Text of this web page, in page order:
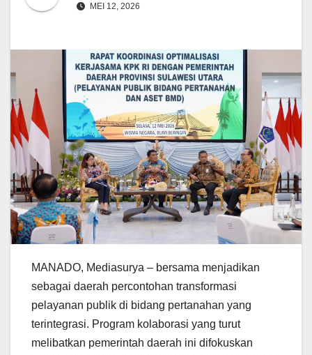
MEI 12, 2026
MANADO, Mediasurya – bersama menjadikan
sebagai daerah percontohan transformasi
pelayanan publik di bidang pertanahan yang
terintegrasi. Program kolaborasi yang turut
melibatkan pemerintah daerah ini difokuskan